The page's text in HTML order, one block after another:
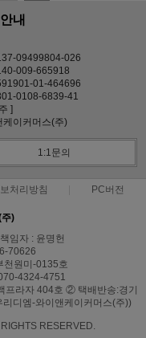
내
09499804-026
009-665918
01-464696
0108-6839-41
]
케이커머스(주)
1:1문의
처리방침 PC버전
)
임자 : 윤명헌
70626
천원미-0135호
4324-4751
라자 404호 ② 택배반송:경기
디엠-와이앤케이커머스(주))
RESERVED.